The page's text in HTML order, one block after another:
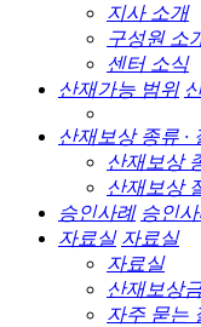
지사 소개
구성원 소
센터 소식
산재가능 범위
산재보상 종류 ·
산재보상
산재보상
승인사례 승인
자료실 자료실
자료실
산재보상
자주 묻는